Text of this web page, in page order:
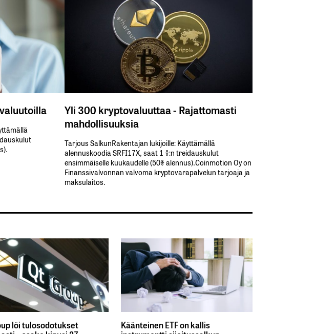
Yli 300 kryptovaluuttaa - Rajattomasti
mahdollisuuksia
Tarjous SalkunRakentajan lukijoille: Käyttämällä​ ​
alennuskoodia​ ​SRFI17X,​ ​saat​ ​1 %:n treidauskulut​ ​
ensimmäiselle​ ​kuukaudelle​ ​(50%​ ​alennus).Coinmotion Oy on
Finanssivalvonnan valvoma kryptovarapalvelun tarjoaja ja
maksulaitos.
löi tulosodotukset Käänteinen ETF on kallis